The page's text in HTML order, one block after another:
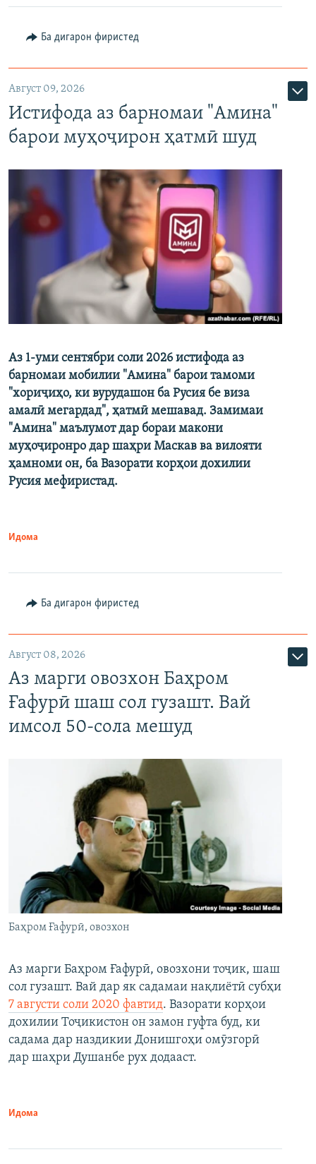
Ба дигарон фиристед
Август 09, 2026
Истифода аз барномаи "Амина"
барои муҳоҷирон ҳатмӣ шуд
Аз 1-уми сентябри соли 2026 истифода аз
барномаи мобилии "Амина" барои тамоми
"хориҷиҳо, ки вурудашон ба Русия бе виза
амалӣ мегардад", ҳатмӣ мешавад. Замимаи
"Амина" маълумот дар бораи макони
муҳоҷиронро дар шаҳри Маскав ва вилояти
ҳамноми он, ба Вазорати корҳои дохилии
Русия мефиристад.
Идома
Ба дигарон фиристед
Август 08, 2026
Аз марги овозхон Баҳром
Ғафурӣ шаш сол гузашт. Вай
имсол 50-сола мешуд
Баҳром Ғафурӣ, овозхон
Аз марги Баҳром Ғафурӣ, овозхони тоҷик, шаш
сол гузашт. Вай дар як садамаи нақлиётӣ субҳи
7 августи соли 2020 фавтид. Вазорати корҳои
дохилии Тоҷикистон он замон гуфта буд, ки
садама дар наздикии Донишгоҳи омӯзгорӣ
дар шаҳри Душанбе рух додааст.
Идома